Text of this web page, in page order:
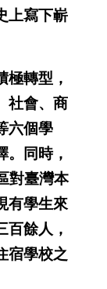
上寫下嶄
極轉型，
社會、商
六個學
。同時，
對臺灣本
有學生來
百餘人，
宿學校之